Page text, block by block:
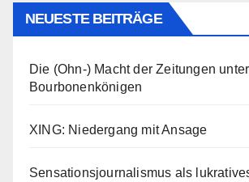
NEUESTE BEITRÄGE
Die (Ohn-) Macht der Zeitungen
Bourbonenkönigen
XING: Niedergang mit Ansage
Sensationsjournalismus als